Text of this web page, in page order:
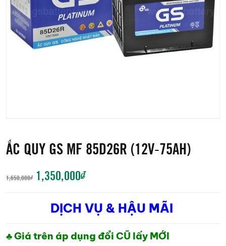
ẮC QUY GS MF 85D26R (12V-75AH)
1,650,000₫ GIÁ
1,650,000₫.
1,350,000₫GIÁ
TẠI
LÀ:
DỊCH VỤ & HẬU MÃI
♣ Giá trên áp dụng đổi CŨ lấy MỚI